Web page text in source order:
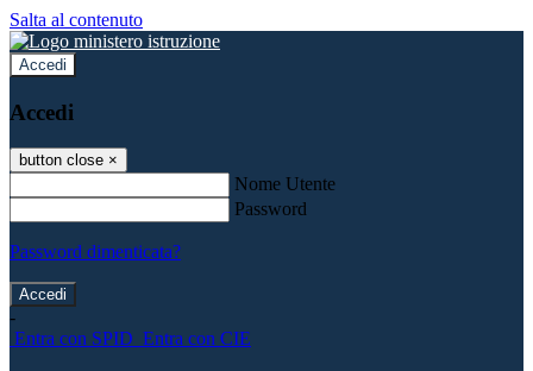
Salta al contenuto
Accedi
Accedi
button close ×
Nome Utente
Password
Password dimenticata?
-
Entra con SPID Entra con CIE